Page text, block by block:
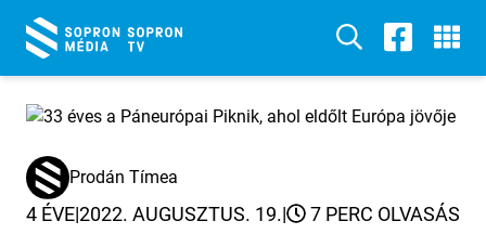
Prodán Tímea
4 ÉVE|2022. AUGUSZTUS. 19.| 7 PERC OLVASÁS